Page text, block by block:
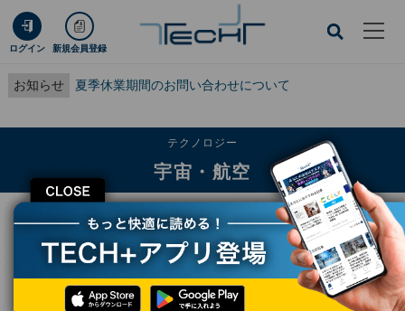
ログイン 新規会員登録
お知らせ 夏季休業期間のお問い合わせについて
CLOSE
テクノロジー
宇宙・航空
TECH+ テクノロジー
宇宙・航空
JAXA、原始惑星系円盤のダストにわずか数年で変化が現れることを確認
JAXA、原始惑星系円盤のダストにわずか数年